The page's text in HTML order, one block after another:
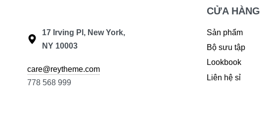
17 Irving Pl, New York,
NY 10003
care@reytheme.com
778 568 999
CỬA HÀNG
Sản phẩm
Bộ sưu tập
Lookbook
Liên hệ sỉ